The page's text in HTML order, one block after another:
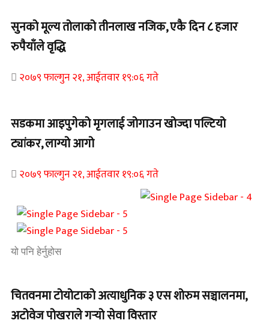
सुनको मूल्य तोलाको तीनलाख नजिक, एकै दिन ८ हजार
रुपैयाँले वृद्धि
२०७९ फाल्गुन २१, आईतवार १९:०६ गते
सडकमा आइपुगेको मृगलाई जोगाउन खोज्दा पल्टियो
ट्यांकर, लाग्यो आगो
२०७९ फाल्गुन २१, आईतवार १९:०६ गते
यो पनि हेर्नुहोस
चितवनमा टोयोटाको अत्याधुनिक ३ एस शोरुम सञ्चालनमा,
अटोवेज पोखराले गर्‍यो सेवा विस्तार